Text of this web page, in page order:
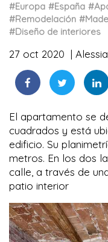
#Europa #España
#Remodelación
#Diseño de interiores
27 oct 2020
El apartamento se
cuadrados y está
edificio. Su
metros. En los dos
calle, a través de
patio interior